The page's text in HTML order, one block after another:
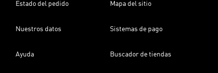
Estado del pedido Mapa del sitio
Nuestros datos Sistemas de pago
Ayuda Buscador de tiendas